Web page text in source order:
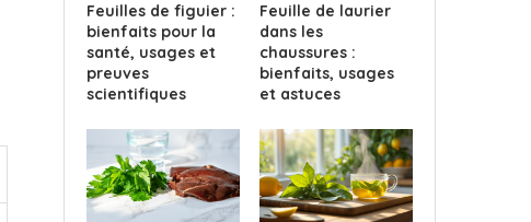
Feuilles de figuier :
bienfaits pour la
santé, usages et
preuves
scientifiques
Feuille de laurier
dans les
chaussures :
bienfaits, usages
et astuces